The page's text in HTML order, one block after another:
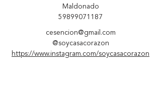
Maldonado
59899071187
cesencion@gmail.com
@soycasacorazon
https://www.instagram.com/soycasacorazon